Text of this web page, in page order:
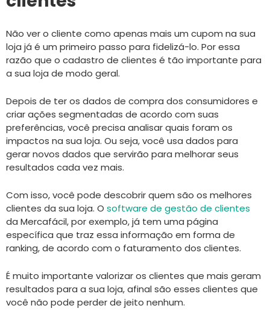
Não ver o cliente como apenas mais um cupom na sua
loja já é um primeiro passo para fidelizá-lo. Por essa
razão que o cadastro de clientes é tão importante para
a sua loja de modo geral.
Depois de ter os dados de compra dos consumidores e
criar ações segmentadas de acordo com suas
preferências, você precisa analisar quais foram os
impactos na sua loja. Ou seja, você usa dados para
gerar novos dados que servirão para melhorar seus
resultados cada vez mais.
Com isso, você pode descobrir quem são os melhores
clientes da sua loja. O software de gestão de clientes
da Mercafácil, por exemplo, já tem uma página
específica que traz essa informação em forma de
ranking, de acordo com o faturamento dos clientes.
É muito importante valorizar os clientes que mais geram
resultados para a sua loja, afinal são esses clientes que
você não pode perder de jeito nenhum.